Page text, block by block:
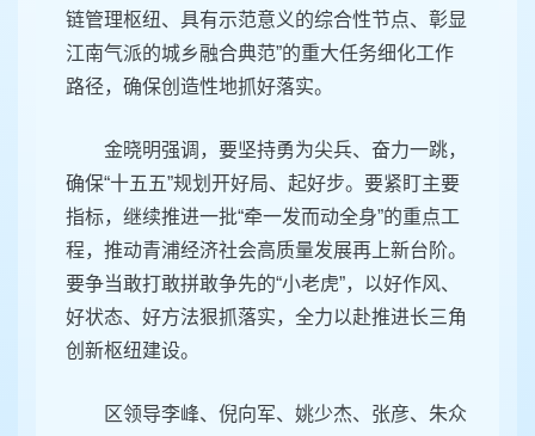
链管理枢纽、具有示范意义的综合性节点、彰显
江南气派的城乡融合典范”的重大任务细化工作
路径，确保创造性地抓好落实。
金晓明强调，要坚持勇为尖兵、奋力一跳，
确保“十五五”规划开好局、起好步。要紧盯主要
指标，继续推进一批“牵一发而动全身”的重点工
程，推动青浦经济社会高质量发展再上新台阶。
要争当敢打敢拼敢争先的“小老虎”，以好作风、
好状态、好方法狠抓落实，全力以赴推进长三角
创新枢纽建设。
区领导李峰、倪向军、姚少杰、张彦、朱众